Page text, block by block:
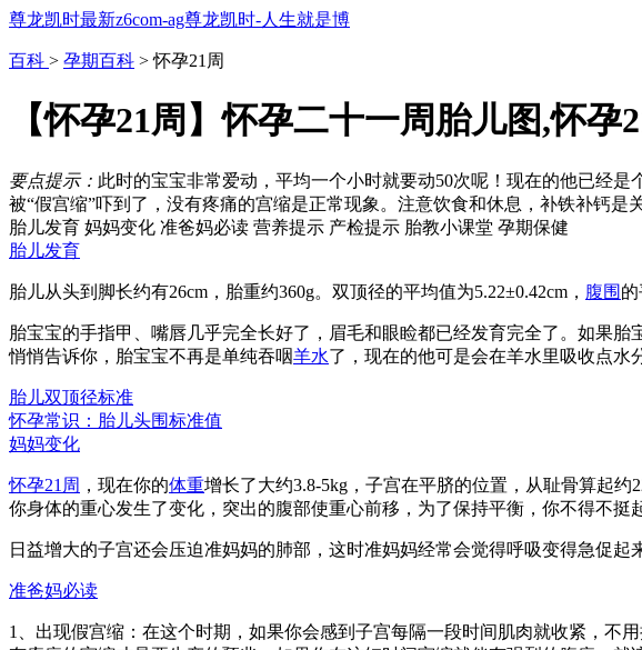
尊龙凯时最新z6com-ag尊龙凯时-人生就是博
百科 > 孕期百科 > 怀孕21周
【怀孕21周】怀孕二十一周胎儿图,怀
要点提示： 此时的宝宝非常爱动，平均一个小时就要动50次呢！现在的他已经
被“假宫缩”吓到了，没有疼痛的宫缩是正常现象。注意饮食和休息，补铁补钙是关
胎儿发育 妈妈变化 准爸妈必读 营养提示 产检提示 胎教小课堂 孕期保健
胎儿发育
胎儿从头到脚长约有26cm，胎重约360g。双顶径的平均值为5.22±0.42cm， 腹围 的
胎宝宝的手指甲、嘴唇几乎完全长好了，眉毛和眼睑都已经发育完全了。如果
悄悄告诉你，胎宝宝不再是单纯吞咽羊水了，现在的他可是会在羊水里吸收点水
胎儿双顶径标准
怀孕常识：胎儿头围标准值
妈妈变化
怀孕21周 ，现在你的体重增长了大约3.8-5kg，子宫在平脐的位置，从耻骨算起约
你身体的重心发生了变化，突出的腹部使重心前移，为了保持平衡，你不得不挺
日益增大的子宫还会压迫准妈妈的肺部，这时准妈妈经常会觉得呼吸变得急促起
准爸妈必读
1、出现假宫缩：在这个时期，如果你会感到子宫每隔一段时间肌肉就收紧，不